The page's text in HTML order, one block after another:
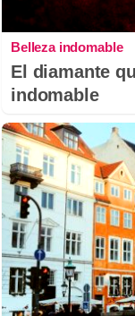
Belleza indomable
El diamante
indomable